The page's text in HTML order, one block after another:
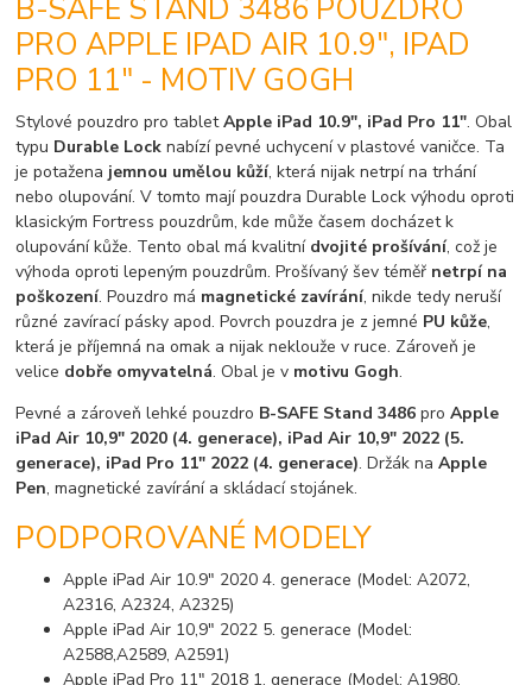
B-SAFE STAND 3486 POUZDRO
PRO APPLE IPAD AIR 10.9", IPAD
PRO 11" - MOTIV GOGH
Stylové pouzdro pro tabletApple iPad 10.9", iPad Pro 11". Obal
typu Durable Lock nabízí pevné uchycení v plastové vaničce. Ta
je potažena jemnou umělou kůží, která nijak netrpí na trhání
nebo olupování. V tomto mají pouzdra Durable Lock výhodu oproti
klasickým Fortress pouzdrům, kde může časem docházet k
olupování kůže. Tento obal má kvalitní dvojité prošívání, což je
výhoda oproti lepeným pouzdrům. Prošívaný šev téměř netrpí na
poškození. Pouzdro má magnetické zavírání, nikde tedy neruší
různé zavírací pásky apod. Povrch pouzdra je z jemné PU kůže,
která je příjemná na omak a nijak neklouže v ruce. Zároveň je
velice dobře omyvatelná. Obal je v motivu Gogh.
Pevné a zároveň lehké pouzdro B-SAFE Stand 3486 proApple
iPad Air 10,9" 2020 (4. generace), iPad Air 10,9" 2022 (5.
generace), iPad Pro 11" 2022 (4. generace). Držák naApple
Pen, magnetické zavírání a skládací stojánek.
PODPOROVANÉ MODELY
Apple iPad Air 10.9" 2020 4. generace (Model: A2072,
A2316, A2324, A2325)
Apple iPad Air 10,9" 2022 5. generace (Model:
A2588,A2589, A2591)
Apple iPad Pro 11" 2018 1. generace (Model: A1980,